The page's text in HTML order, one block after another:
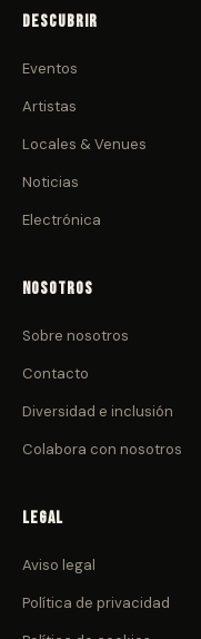
Descubrir
Eventos
Artistas
Locales & Venues
Noticias
Electrónica
Nosotros
Sobre nosotros
Contacto
Diversidad e inclusión
Colabora con nosotros
Legal
Aviso legal
Política de privacidad